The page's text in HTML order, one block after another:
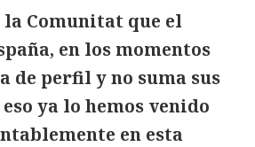
la Comunitat que el
en los momentos
de perfil y no suma sus
ya lo hemos venido
en esta